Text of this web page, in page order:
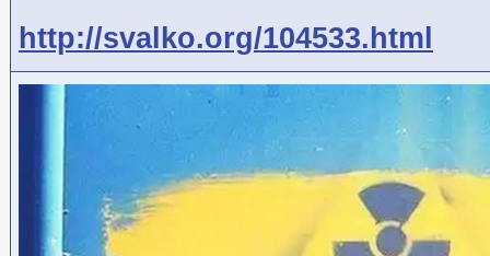
http://svalko.org/104533.html